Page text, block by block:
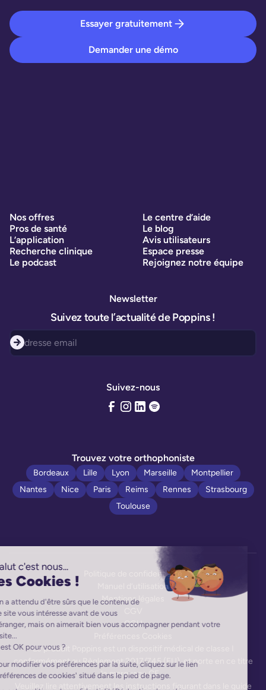
Essayer gratuitement
Demander une démo
Nos offres
Pros de santé
L’application
Recherche clinique
Le podcast
Le centre d’aide
Le blog
Avis utilisateurs
Espace presse
Rejoignez notre équipe
Suivez-nous
Newsletter
Suivez toute l’actualité de Poppins !
Trouvez votre orthophoniste
Bordeaux Lille Lyon Marseille
Montpellier
Nantes
Nice Paris Reims Rennes
Strasbourg
Toulouse
Politique de confidentialité
Manuel d’utilisation
Mentions légales
CGU
Le produit Poppins est un dispositif médical de classe I
conformément au Règlement 2017/745 (EU), et porte en ce titre
le marquage CE.
Veuillez lire attentivement les instructions figurant dans le guide